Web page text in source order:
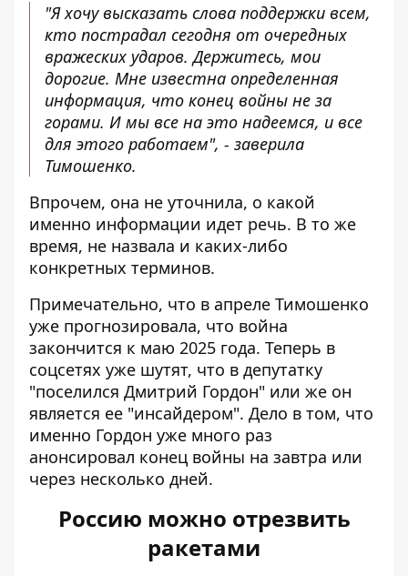
"Я хочу высказать слова поддержки всем,
кто пострадал сегодня от очередных
вражеских ударов. Держитесь, мои
дорогие. Мне известна определенная
информация, что конец войны не за
горами. И мы все на это надеемся, и все
для этого работаем", - заверила
Тимошенко.
Впрочем, она не уточнила, о какой
именно информации идет речь. В то же
время, не назвала и каких-либо
конкретных терминов.
Примечательно, что в апреле Тимошенко
уже прогнозировала, что война
закончится к маю 2025 года. Теперь в
соцсетях уже шутят, что в депутатку
"поселился Дмитрий Гордон" или же он
является ее "инсайдером". Дело в том, что
именно Гордон уже много раз
анонсировал конец войны на завтра или
через несколько дней.
Россию можно отрезвить
ракетами